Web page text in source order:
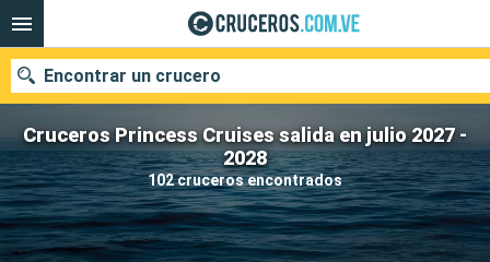
Cruceros Princess Cruises salida en julio 2027 -
2028
102 cruceros encontrados
Encontrar un crucero
Nuestros destinos
Fecha de salida